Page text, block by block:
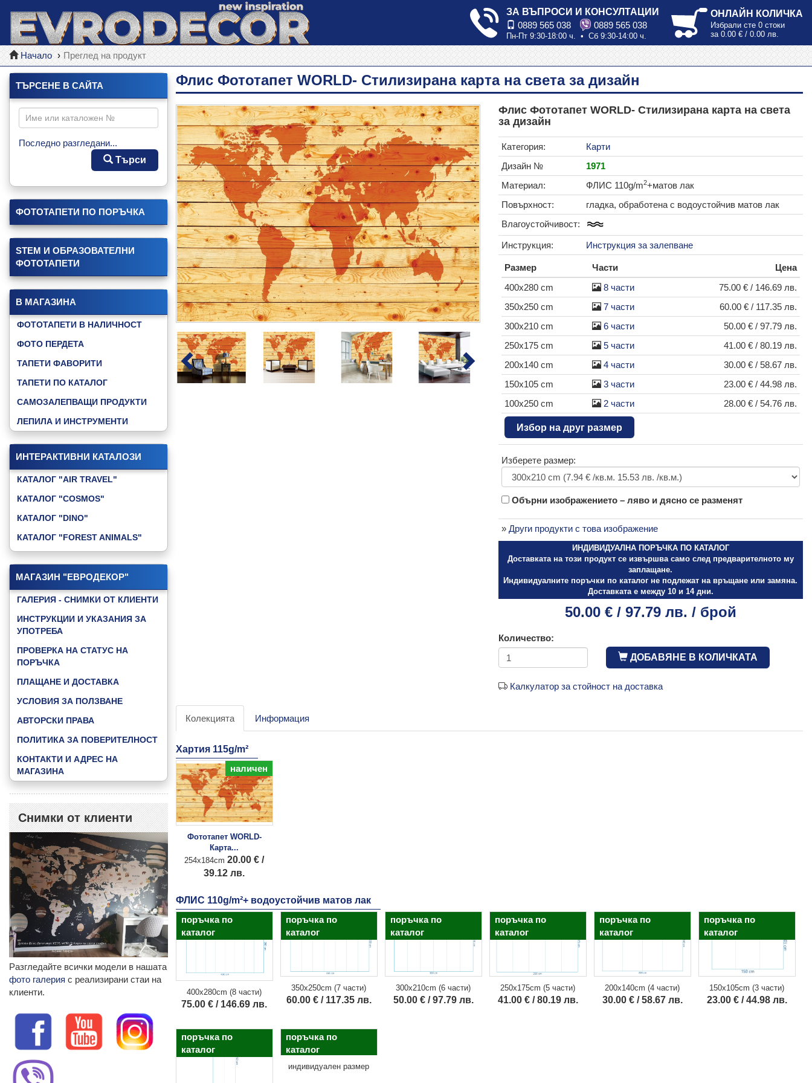
ЗА ВЪПРОСИ И КОНСУЛТАЦИИ
0889 565 038
0889 565 038
Пн-Пт 9:30-18:00 ч. • Сб 9:30-14:00 ч.
ОНЛАЙН КОЛИЧКА
Избрали сте 0 стоки
за 0.00 € / 0.00 лв.
Начало Преглед на продукт
ТЪРСЕНЕ В САЙТА
Последно разгледани...
Търси
ФОТОТАПЕТИ ПО ПОРЪЧКА
STEM И ОБРАЗОВАТЕЛНИ
ФОТОТАПЕТИ
В МАГАЗИНА
ФОТОТАПЕТИ В НАЛИЧНОСТ
ФОТО ПЕРДЕТА
ТАПЕТИ ФАВОРИТИ
ТАПЕТИ ПО КАТАЛОГ
САМОЗАЛЕПВАЩИ ПРОДУКТИ
ЛЕПИЛА И ИНСТРУМЕНТИ
ИНТЕРАКТИВНИ КАТАЛОЗИ
КАТАЛОГ "AIR TRAVEL"
КАТАЛОГ "COSMOS"
КАТАЛОГ "DINO"
КАТАЛОГ "FOREST ANIMALS"
КАТАЛОГ "GOOD NIGHT BABY"
КАТАЛОГ "JUNGLE ANIMALS"
КАТАЛОГ "LITTLE FRIENDS"
КАТАЛОГ "MUSIC & DANCE"
КАТАЛОГ "SKY"
ВИЖ ВСИЧКИ КАТАЛОЗИ »
МАГАЗИН "ЕВРОДЕКОР"
ГАЛЕРИЯ - СНИМКИ ОТ КЛИЕНТИ
ИНСТРУКЦИИ И УКАЗАНИЯ ЗА
УПОТРЕБА
ПРОВЕРКА НА СТАТУС НА
ПОРЪЧКА
ПЛАЩАНЕ И ДОСТАВКА
УСЛОВИЯ ЗА ПОЛЗВАНЕ
АВТОРСКИ ПРАВА
ПОЛИТИКА ЗА ПОВЕРИТЕЛНОСТ
КОНТАКТИ И АДРЕС НА
МАГАЗИНА
Снимки от клиенти
Разгледайте всички модели в нашата
фото галерия с реализирани стаи на
клиенти.
Флис Фототапет WORLD- Стилизирана карта на света за дизайн
Флис Фототапет WORLD- Стилизирана карта на света
за дизайн
Категория:
Карти
Дизайн №
1971
Материал:
ФЛИС 110g/m2+матов лак
Повърхност:
гладка, обработена с водоустойчив матов лак
Влагоустойчивост:
Инструкция: Инструкция за залепване
Размер Части
Цена
400x280 cm
8 части
75.00 € / 146.69 лв.
350x250 cm
7 части
60.00 € / 117.35 лв.
300x210 cm
6 части
50.00 € / 97.79 лв.
250x175 cm
5 части
41.00 € / 80.19 лв.
200x140 cm
4 части
30.00 € / 58.67 лв.
150x105 cm
3 части
23.00 € / 44.98 лв.
100x250 cm
2 части 28.00 € / 54.76 лв.
Избор на друг размер
Изберете размер:
Обърни изображението – ляво и дясно се разменят
» Други продукти с това изображение
ИНДИВИДУАЛНА ПОРЪЧКА ПО КАТАЛОГ
Доставката на този продукт се извършва само след предварителното му
заплащане.
Индивидуалните поръчки по каталог не подлежат на връщане или замяна.
Доставката е между 10 и 14 дни.
50.00 € / 97.79 лв. / брой
Количество:
ДОБАВЯНЕ В КОЛИЧКАТА
Калкулатор за стойност на доставка
Колекцията Информация
Хартия 115g/m²
наличен
Фототапет WORLD-
Карта...
254x184cm20.00 € /
39.12 лв.
ФЛИС 110g/m²+ водоустойчив матов лак
поръчка по
каталог
400x280cm (8 части)
75.00 € / 146.69 лв.
поръчка по
каталог
350x250cm (7 части)
60.00 € / 117.35 лв.
поръчка по
каталог
300x210cm (6 части)
50.00 € / 97.79 лв.
поръчка по
каталог
250x175cm (5 части)
41.00 € / 80.19 лв.
поръчка по
каталог
200x140cm (4 части)
30.00 € / 58.67 лв.
поръчка по
каталог
150x105cm (3 части)
23.00 € / 44.98 лв.
поръчка по
каталог
поръчка по
каталог
индивидуален размер